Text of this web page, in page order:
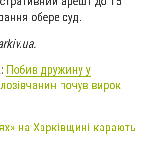
обере суд.
Побив дружину у
почув вирок
на Харківщині карають